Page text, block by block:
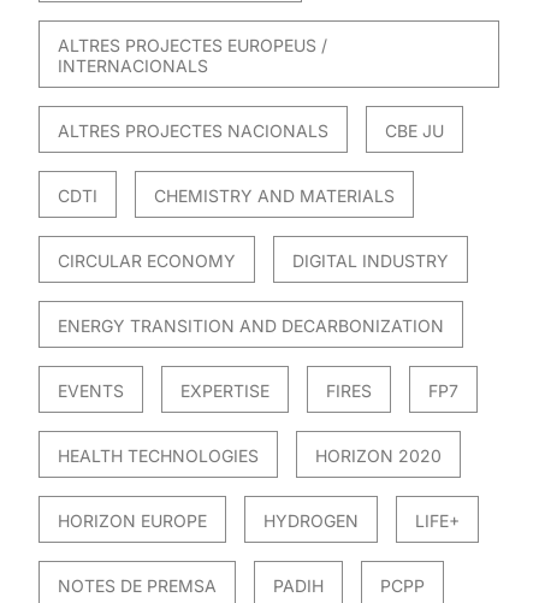
ALTRES PROJECTES EUROPEUS /
INTERNACIONALS
ALTRES PROJECTES NACIONALS CBE JU
CDTI CHEMISTRY AND MATERIALS
CIRCULAR ECONOMY DIGITAL INDUSTRY
ENERGY TRANSITION AND DECARBONIZATION
EVENTS EXPERTISE FIRES FP7
HEALTH TECHNOLOGIES HORIZON 2020
HORIZON EUROPE HYDROGEN LIFE+
NOTES DE PREMSA PADIH PCPP